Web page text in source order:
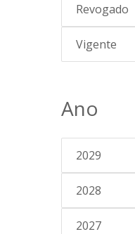
Revogado
Vigente
Ano
2029
2028
2027